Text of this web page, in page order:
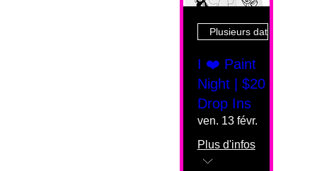
Plusieurs dates
I ❤️ Paint
Night | $20
Drop Ins
ven. 13 févr.
Plus d'infos